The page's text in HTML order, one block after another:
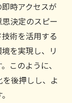
時アクセスが
決定のスピー
術を活用する
を実現し、リ
このように、
後押しし、よ